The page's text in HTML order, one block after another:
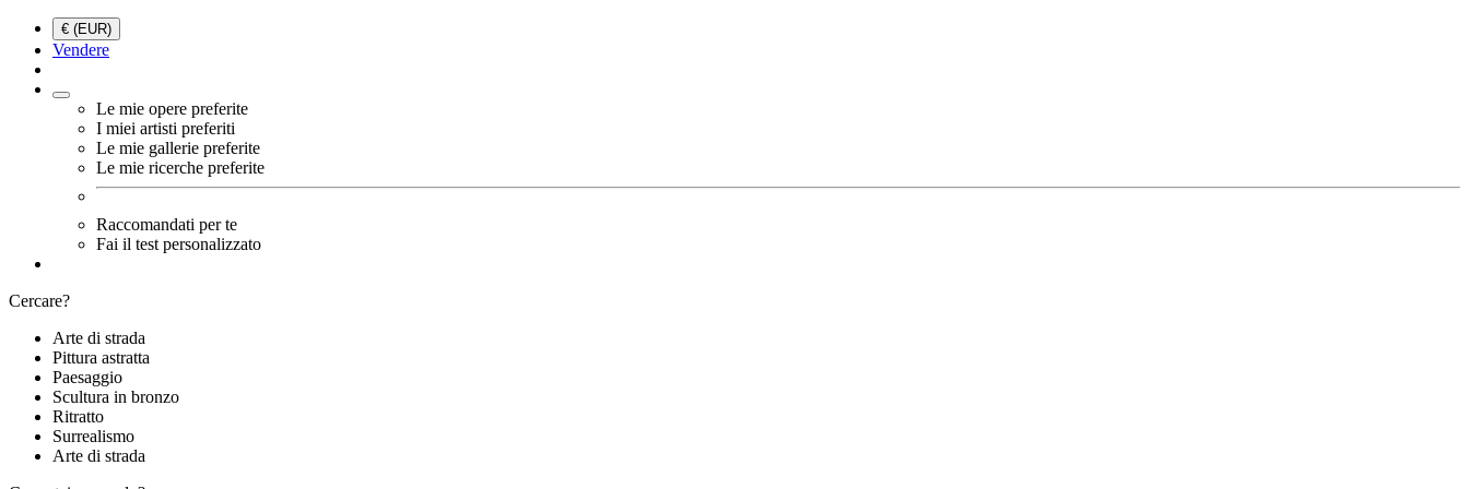
€ (EUR)
Vendere
Le mie opere preferite
I miei artisti preferiti
Le mie gallerie preferite
Le mie ricerche preferite
Raccomandati per te
Fai il test personalizzato
Cercare?
Arte di strada
Pittura astratta
Paesaggio
Scultura in bronzo
Ritratto
Surrealismo
Arte di strada